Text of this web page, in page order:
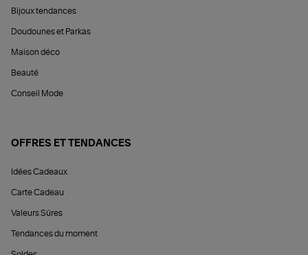
Bijoux tendances
Doudounes et Parkas
Maison déco
Beauté
Conseil Mode
OFFRES ET TENDANCES
Idées Cadeaux
Carte Cadeau
Valeurs Sûres
Tendances du moment